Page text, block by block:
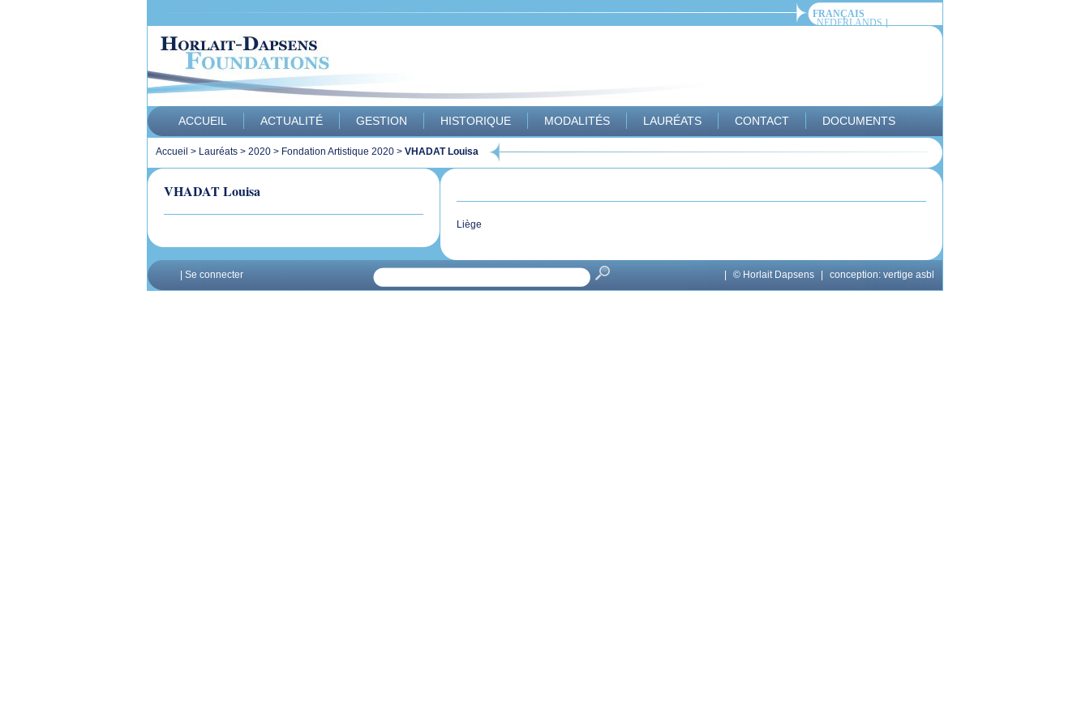
FRANÇAIS
NEDERLANDS
ACCUEIL ACTUALITÉ GESTION HISTORIQUE MODALITÉS LAURÉATS CONTACT DOCUMENTS
Accueil > Lauréats > 2020 > Fondation Artistique 2020 > VHADAT Louisa
VHADAT Louisa
Liège
Se connecter © Horlait Dapsens conception: vertige asbl